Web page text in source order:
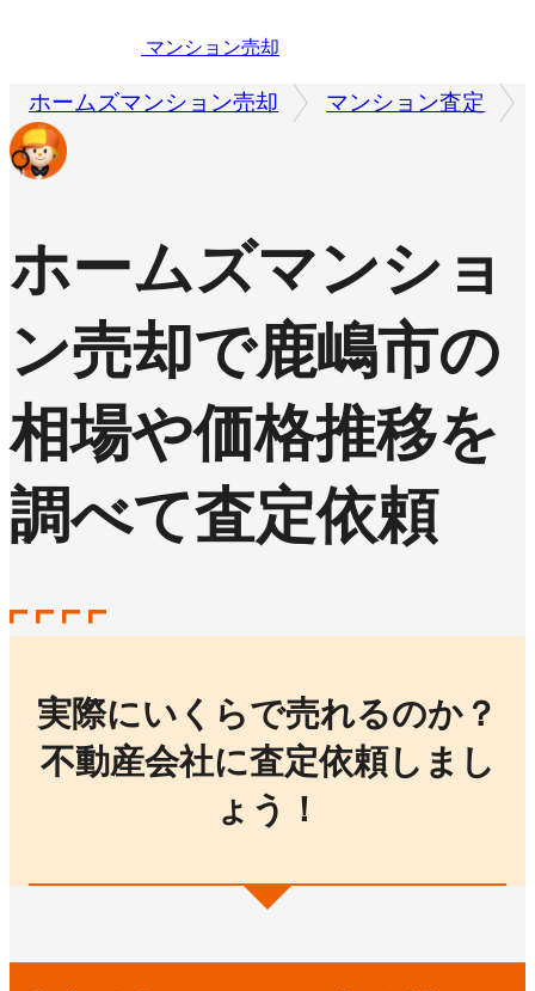
マンション売却
ホームズマンション売却 マンション査定
ホームズマンショ
ン売却で鹿嶋市の
相場や価格推移を
調べて査定依頼
実際にいくらで売れるのか？
不動産会社に査定依頼しまし
ょう！